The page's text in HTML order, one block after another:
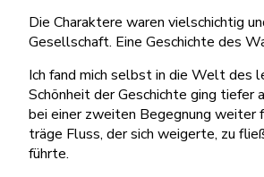
Die Charaktere waren vielschichtig
Gesellschaft. Eine Geschichte des
Ich fand mich selbst in die Welt des
Schönheit der Geschichte ging tiefer
bei einer zweiten Begegnung weiter
träge Fluss, der sich weigerte, zu
führte.